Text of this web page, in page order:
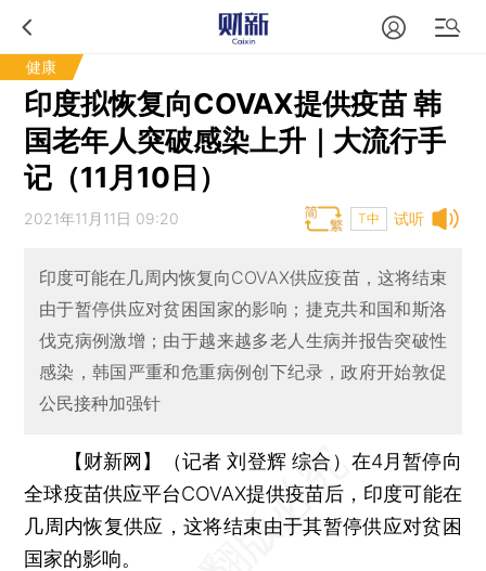
健康
印度拟恢复向COVAX提供疫苗 韩
国老年人突破感染上升｜大流行手
记（11月10日）
试听
2021年11月11日 09:20 T中
印度可能在几周内恢复向COVAX供应疫苗，这将结束
由于暂停供应对贫困国家的影响；捷克共和国和斯洛
伐克病例激增；由于越来越多老人生病并报告突破性
感染，韩国严重和危重病例创下纪录，政府开始敦促
公民接种加强针
【财新网】（记者 刘登辉 综合） 在4月暂停向
全球疫苗供应平台COVAX提供疫苗后，印度可能在
几周内恢复供应，这将结束由于其暂停供应对贫困
国家的影响。